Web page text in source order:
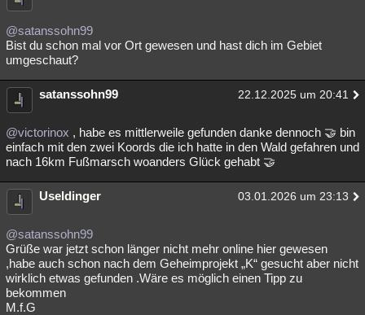
@satanssohn99
Bist du schon mal vor Ort gewesen und hast dich im Gebiet
umgeschaut?
satanssohn99 22.12.2025 um 20:41
@victorinox , habe es mittlerweile gefunden danke dennoch 🤝 bin
einfach mit den zwei Koords die ich hatte in den Wald gefahren und
nach 16km Fußmarsch woanders Glück gehabt 🤝
Useldinger 03.01.2026 um 23:13
@satanssohn99
Grüße war jetzt schon länger nicht mehr online hier gewesen
,habe auch schon nach dem Geheimprojekt „K“ gesucht aber nicht
wirklich etwas gefunden .Wäre es möglich einen Tipp zu
bekommen
M.f.G